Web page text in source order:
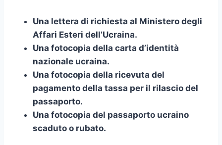
Una lettera di richiesta al Ministero degli
Affari Esteri dell’Ucraina.
Una fotocopia della carta d’identità
nazionale ucraina.
Una fotocopia della ricevuta del
pagamento della tassa per il rilascio del
passaporto.
Una fotocopia del passaporto ucraino
scaduto o rubato.